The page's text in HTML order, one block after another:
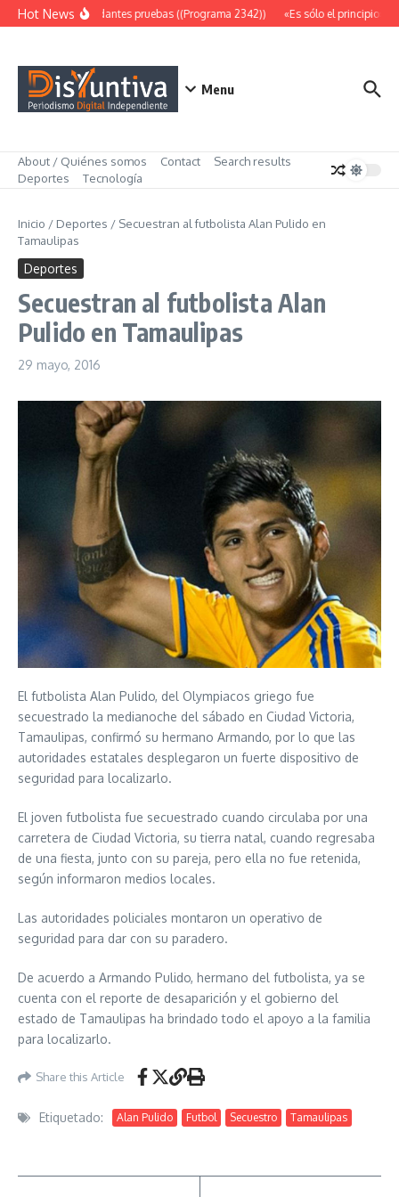
Saltar al contenido
Hot NewsAbundantes pruebas ((Programa 2342)) «Es sólo el principio»
Menu
About / Quiénes somos Contact
Search results
Deportes
Tecnología
Inicio / Deportes / Secuestran al futbolista Alan Pulido en
Tamaulipas
Deportes
Secuestran al futbolista Alan
Pulido en Tamaulipas
29 mayo, 2016
El futbolista Alan Pulido, del Olympiacos griego fue
secuestrado la medianoche del sábado en Ciudad Victoria,
Tamaulipas, confirmó su hermano Armando, por lo que las
autoridades estatales desplegaron un fuerte dispositivo de
seguridad para localizarlo.
El joven futbolista fue secuestrado cuando circulaba por una
carretera de Ciudad Victoria, su tierra natal, cuando regresaba
de una fiesta, junto con su pareja, pero ella no fue retenida,
según informaron medios locales.
Las autoridades policiales montaron un operativo de
seguridad para dar con su paradero.
De acuerdo a Armando Pulido, hermano del futbolista, ya se
cuenta con el reporte de desaparición y el gobierno del
estado de Tamaulipas ha brindado todo el apoyo a la familia
para localizarlo.
Share this Article
Etiquetado: Alan Pulido Futbol Secuestro Tamaulipas